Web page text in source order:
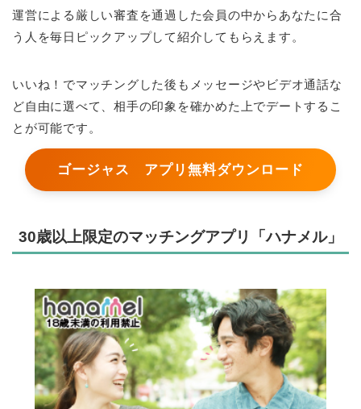
運営による厳しい審査を通過した会員の中からあなたに合
う人を毎日ピックアップして紹介してもらえます。
いいね！でマッチングした後もメッセージやビデオ通話な
ど自由に選べて、相手の印象を確かめた上でデートするこ
とが可能です。
ゴージャス アプリ無料ダウンロード
30歳以上限定のマッチングアプリ「ハナメル」